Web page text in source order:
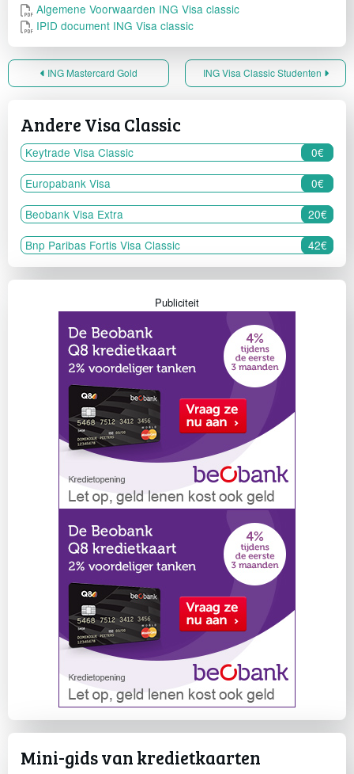
Algemene Voorwaarden ING Visa classic
IPID document ING Visa classic
ING Mastercard Gold ING Visa Classic Studenten
Andere Visa Classic
Keytrade Visa Classic
0€
Europabank Visa
0€
Beobank Visa Extra
20€
Bnp Paribas Fortis Visa Classic
42€
Publiciteit
Mini-gids van kredietkaarten